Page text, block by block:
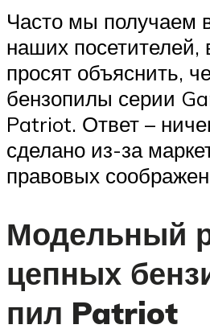
Часто мы получаем
наших посетителей,
просят объяснить,
бензопилы серии
Patriot. Ответ –
сделано из-за
правовых
Модельный
цепных
пил Patriot